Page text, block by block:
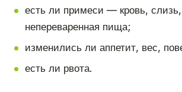
есть ли примеси — кровь, слизь,
непереваренная пища;
изменились ли аппетит, вес,
есть ли рвота.